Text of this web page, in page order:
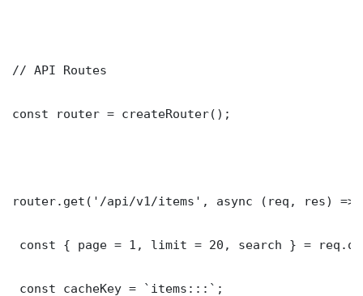
// API Routes
const router = createRouter();
router.get('/api/v1/items', async (req, res) =>
const { page = 1, limit = 20, search } =
const cacheKey = `items:::`;